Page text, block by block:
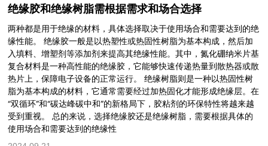
绝缘胶和绝缘树脂需根据需求和场合选择
两种都是用于绝缘的材料，具体选择取决于使用场合和需要达到的绝
缘性能。 绝缘胶一般是以热塑性或热固性树脂为基本构成，然后加
入填料、增塑剂等添加剂来提高其绝缘性能。其中，氮化硼纳米片基
复合材料是一种高性能的绝缘胶，它能够快速传递热量到散热器或散
热片上，保障电子设备的正常运行。 绝缘树脂则是一种以热固性树
脂为基本构成的材料，它通常需要经过加热固化才能形成绝缘层。在
“双循环”和“碳达峰碳中和”的新格局下，胶粘剂的环保特性将越来越
受到重视。 总的来说，选择绝缘胶还是绝缘树脂，需要根据具体的
使用场合和需要达到的绝缘性